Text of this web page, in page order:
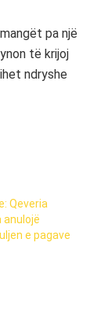
pa një
të krijoj
ndryshe
Qeveria
e pagave